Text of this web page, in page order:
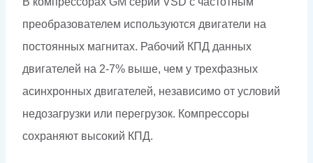
преобразователем используются двигатели на
постоянных магнитах. Рабочий КПД данных
двигателей на 2-7% выше, чем у трехфазных
асинхронных двигателей, независимо от условий
недозагрузки или перегрузок. Компрессоры
сохраняют высокий КПД.